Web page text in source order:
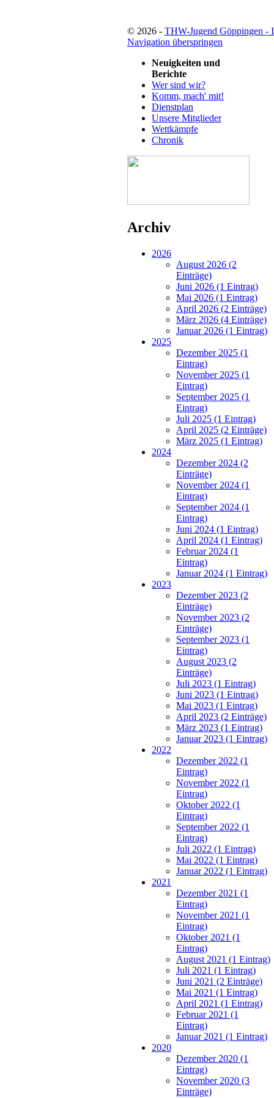
© 2026 - THW-Jugend Göppingen -
Navigation überspringen
Neuigkeiten und
Berichte
Wer sind wir?
Komm, mach' mit!
Dienstplan
Unsere Mitglieder
Wettkämpfe
Chronik
Archiv
2026
August 2026 (2
Einträge)
Juni 2026 (1 Eintrag)
Mai 2026 (1 Eintrag)
April 2026 (2 Einträge)
März 2026 (4 Einträge)
Januar 2026 (1 Eintrag)
2025
Dezember 2025 (1
Eintrag)
November 2025 (1
Eintrag)
September 2025 (1
Eintrag)
Juli 2025 (1 Eintrag)
April 2025 (2 Einträge)
März 2025 (1 Eintrag)
2024
Dezember 2024 (2
Einträge)
November 2024 (1
Eintrag)
September 2024 (1
Eintrag)
Juni 2024 (1 Eintrag)
April 2024 (1 Eintrag)
Februar 2024 (1
Eintrag)
Januar 2024 (1 Eintrag)
2023
Dezember 2023 (2
Einträge)
November 2023 (2
Einträge)
September 2023 (1
Eintrag)
August 2023 (2
Einträge)
Juli 2023 (1 Eintrag)
Juni 2023 (1 Eintrag)
Mai 2023 (1 Eintrag)
April 2023 (2 Einträge)
März 2023 (1 Eintrag)
Januar 2023 (1 Eintrag)
2022
Dezember 2022 (1
Eintrag)
November 2022 (1
Eintrag)
Oktober 2022 (1
Eintrag)
September 2022 (1
Eintrag)
Juli 2022 (1 Eintrag)
Mai 2022 (1 Eintrag)
Januar 2022 (1 Eintrag)
2021
Dezember 2021 (1
Eintrag)
November 2021 (1
Eintrag)
Oktober 2021 (1
Eintrag)
August 2021 (1 Eintrag)
Juli 2021 (1 Eintrag)
Juni 2021 (2 Einträge)
Mai 2021 (1 Eintrag)
April 2021 (1 Eintrag)
Februar 2021 (1
Eintrag)
Januar 2021 (1 Eintrag)
2020
Dezember 2020 (1
Eintrag)
November 2020 (3
Einträge)